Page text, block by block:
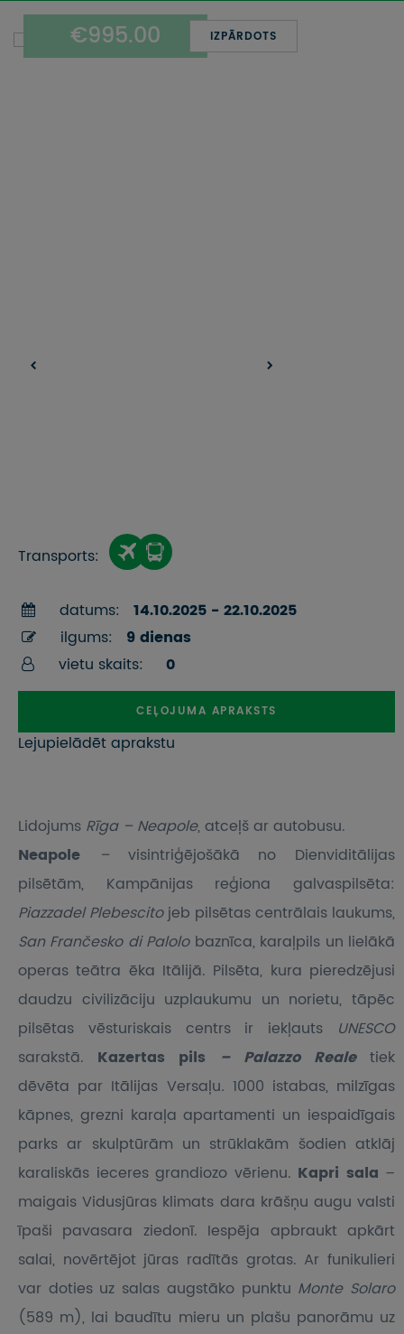
UZŅEMOŠAIS TŪRISMS
IMPRO KONKURSI
€995.00 IZPĀRDOTS
Transports:
datums:
14.10.2025 - 22.10.2025
ilgums:
9 dienas
vietu skaits:
0
CEĻOJUMA APRAKSTS
Lejupielādēt aprakstu
Lidojums Rīga – Neapole, atceļš ar autobusu.
Neapole
– visintriģējošākā no Dienviditālijas
pilsētām, Kampānijas reģiona galvaspilsēta:
Piazzadel Plebescitojeb pilsētas centrālais laukums,
San Frančesko di Palolo baznīca, karaļpils un lielākā
operas teātra ēka Itālijā. Pilsēta, kura pieredzējusi
daudzu civilizāciju uzplaukumu un norietu, tāpēc
pilsētas vēsturiskais centrs ir iekļauts UNESCO
sarakstā. Kazertas pils – Palazzo Realetiek
dēvēta par Itālijas Versaļu. 1000 istabas, milzīgas
kāpnes, grezni karaļa apartamenti un iespaidīgais
parks ar skulptūrām un strūklakām šodien atklāj
karaliskās ieceres grandiozo vērienu. Kapri sala –
maigais Vidusjūras klimats dara krāšņu augu valsti
īpaši pavasara ziedonī. Iespēja apbraukt apkārt
salai, novērtējot jūras radītās grotas. Ar funikulieri
var doties uz salas augstāko punktu Monte Solaro
(589 m), lai baudītu mieru un plašu panorāmu uz